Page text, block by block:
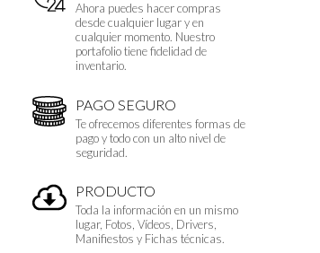
Ahora puedes hacer compras
desde cualquier lugar y en
cualquier momento. Nuestro
portafolio tiene fidelidad de
inventario.
PAGO SEGURO
Te ofrecemos diferentes formas de
pago y todo con un alto nivel de
seguridad.
PRODUCTO
Toda la información en un mismo
lugar, Fotos, Vídeos, Drivers,
Manifiestos y Fichas técnicas.